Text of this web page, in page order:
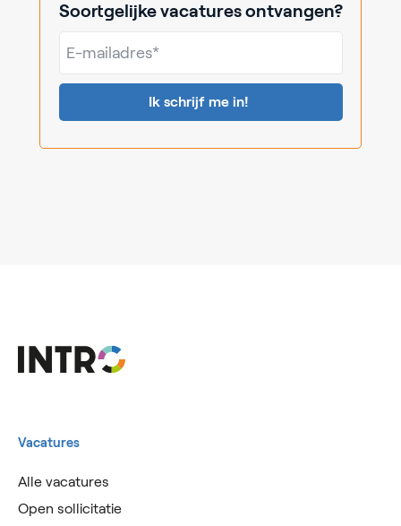
Soortgelijke vacatures ontvangen?
E-
mailadres*
Vacatures
Alle vacatures
Open sollicitatie